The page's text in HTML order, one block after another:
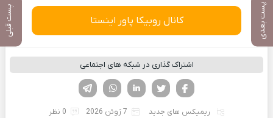
پست بعدی پست قبلی کانال روبیکا پاور اینستا
اشتراک گذاری در شبکه های اجتماعی
لینکدین تویتر
فیسوک
ریمیکس های جدید 7 ژوئن 2026 0 نظر